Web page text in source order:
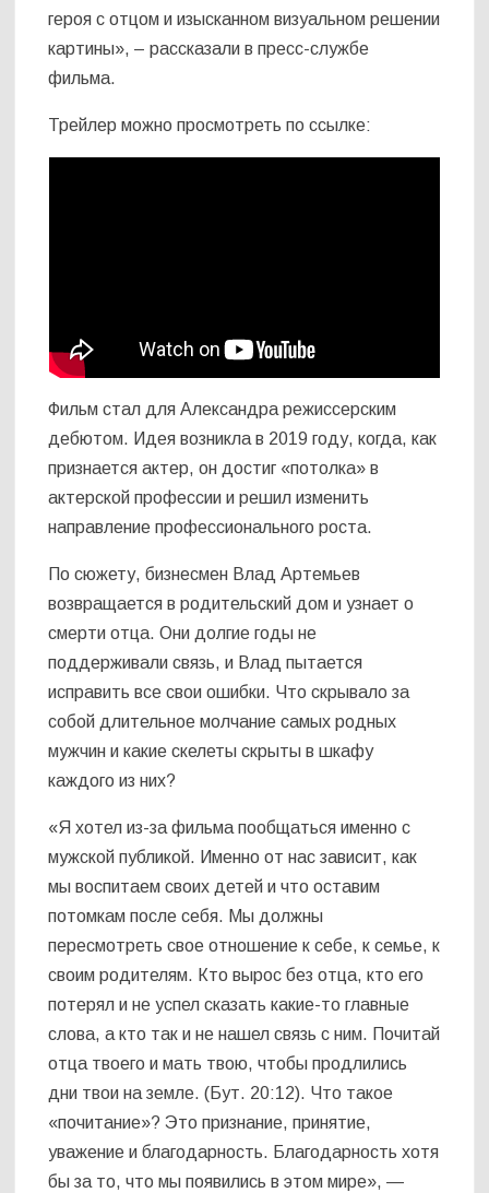
героя с отцом и изысканном визуальном решении
картины», – рассказали в пресс-службе
фильма.
Трейлер можно просмотреть по ссылке:
Фильм стал для Александра режиссерским
дебютом. Идея возникла в 2019 году, когда, как
признается актер, он достиг «потолка» в
актерской профессии и решил изменить
направление профессионального роста.
По сюжету, бизнесмен Влад Артемьев
возвращается в родительский дом и узнает о
смерти отца. Они долгие годы не
поддерживали связь, и Влад пытается
исправить все свои ошибки. Что скрывало за
собой длительное молчание самых родных
мужчин и какие скелеты скрыты в шкафу
каждого из них?
«Я хотел из-за фильма пообщаться именно с
мужской публикой. Именно от нас зависит, как
мы воспитаем своих детей и что оставим
потомкам после себя. Мы должны
пересмотреть свое отношение к себе, к семье, к
своим родителям. Кто вырос без отца, кто его
потерял и не успел сказать какие-то главные
слова, а кто так и не нашел связь с ним. Почитай
отца твоего и мать твою, чтобы продлились
дни твои на земле. (Бут. 20:12). Что такое
«почитание»? Это признание, принятие,
уважение и благодарность. Благодарность хотя
бы за то, что мы появились в этом мире», —